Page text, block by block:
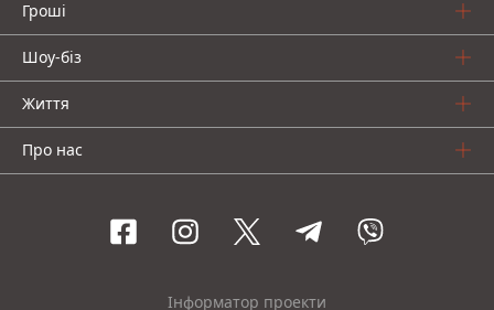
Гроші
Шоу-біз
Життя
Про нас
Інформатор проекти